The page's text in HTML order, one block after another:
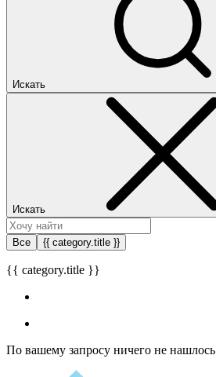
Искать
Искать
Все {{ category.title }}
{{ category.title }}
По вашему запросу ничего не нашлось